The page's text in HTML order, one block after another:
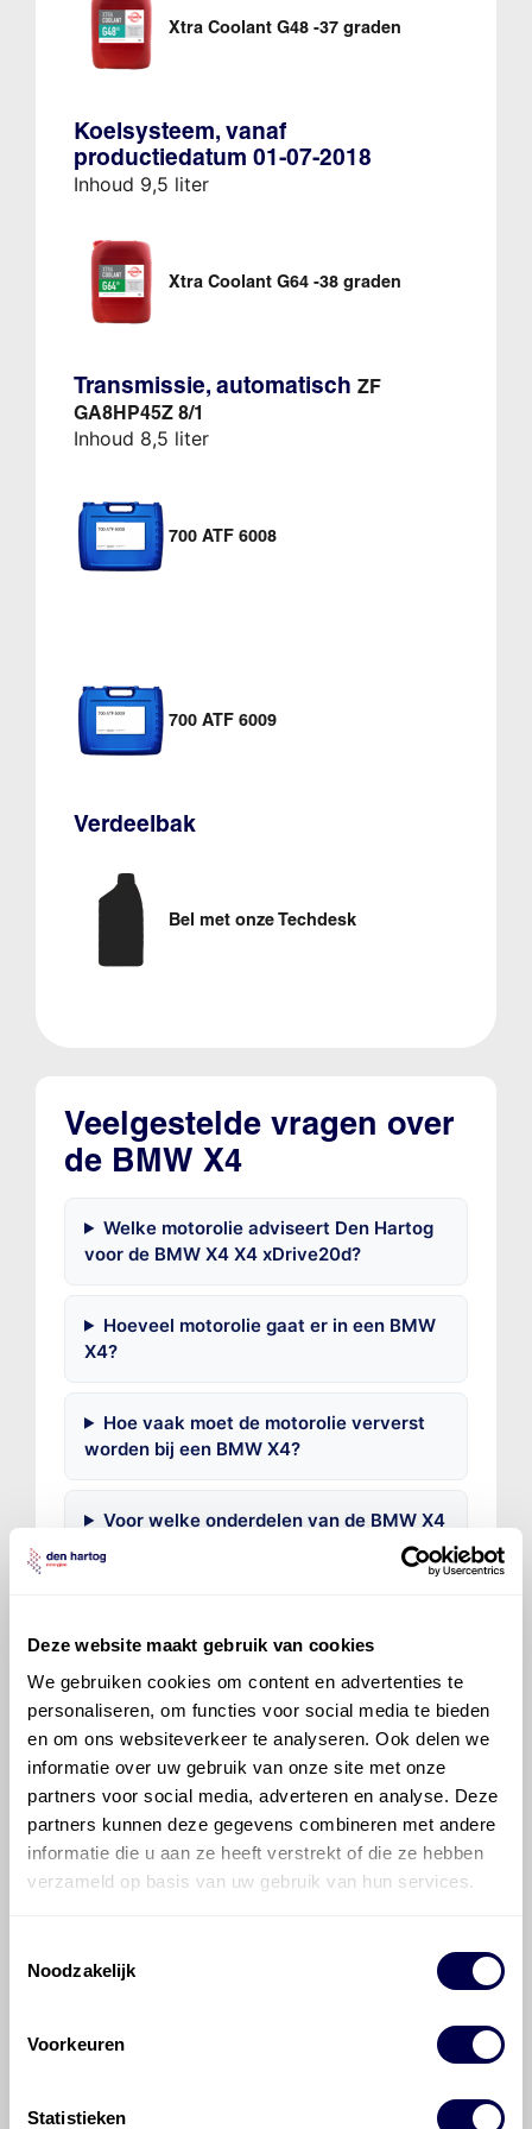
Deze website maakt gebruik van cookies
We gebruiken cookies om content en advertenties te
personaliseren, om functies voor social media te bieden
en om ons websiteverkeer te analyseren. Ook delen we
informatie over uw gebruik van onze site met onze
partners voor social media, adverteren en analyse. Deze
partners kunnen deze gegevens combineren met andere
informatie die u aan ze heeft verstrekt of die ze hebben
verzameld op basis van uw gebruik van hun services.
Noodzakelijk
Voorkeuren
Statistieken
Xtra Coolant G48 -37 graden
Koelsysteem, vanaf
productiedatum 01-07-2018
Inhoud 9,5 liter
Xtra Coolant G64 -38 graden
Transmissie, automatisch ZF
GA8HP45Z 8/1
Inhoud 8,5 liter
700 ATF 6008
700 ATF 6009
Verdeelbak
Bel met onze Techdesk
Veelgestelde vragen over
de BMW X4
Welke motorolie adviseert Den Hartog
voor de BMW X4 X4 xDrive20d?
Hoeveel motorolie gaat er in een BMW
X4?
Hoe vaak moet de motorolie ververst
worden bij een BMW X4?
Voor welke onderdelen van de BMW X4
is productadvies beschikbaar?
©OlyslagerAlle rechten voorbehouden. Deze
informatie mag noch geheel noch gedeeltelijk worden
gereproduceerd, opgeslagen in een database of op
andere manieren worden overgedragen zonder
voorafgaande schriftelijke toestemming van Olyslager
Organisation B.V. Hoewel alles in het werk is gesteld
om ervoor te zorgen dat deze gegevens zo accuraat
aansprakelijkheid aanvaard, anders dan waartoe een
wettelijke verplichting bestaat, voor schade of verlies
informatie. Door deze olieaanbevelingsinformatie te
raadplegen en te gebruiken erkent de gebruiker dat
om de vereiste onderhoudswerkzaamheden op een